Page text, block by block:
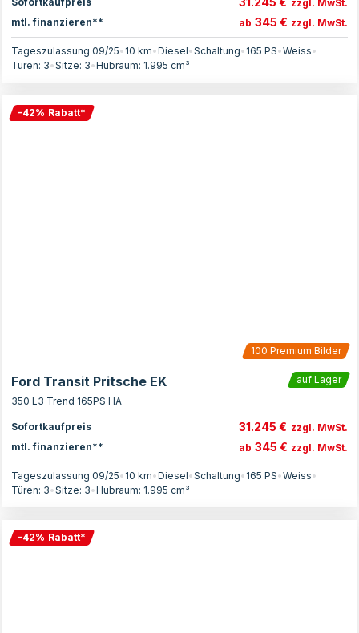
zzgl. MwSt.
mtl. finanzieren**
ab 345 € zzgl. MwSt.
Tageszulassung 09/25• 10 km•Diesel•Schaltung• 165 PS•Weiss•
Türen: 3•Sitze: 3•Hubraum: 1.995 cm³
-42% Rabatt*
100 Premium Bilder
Ford Transit Pritsche EK
auf Lager
350 L3 Trend 165PS HA
Sofortkaufpreis 31.245 € zzgl. MwSt.
mtl. finanzieren**
ab 345 € zzgl. MwSt.
Tageszulassung 09/25• 10 km•Diesel•Schaltung• 165 PS•Weiss•
Türen: 3•Sitze: 3•Hubraum: 1.995 cm³
-42% Rabatt*